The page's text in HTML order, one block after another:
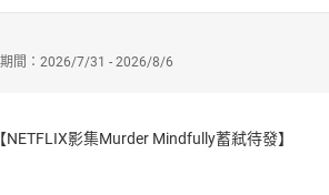
間：2026/7/31 - 2026/8/6
NETFLIX影集Murder Mindfully蓄弒待發】